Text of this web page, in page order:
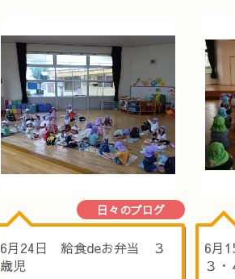
日々のブログ
6月24日 給食deお弁当 ３
歳児
6月
３